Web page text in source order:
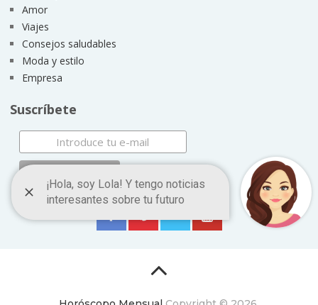
Amor
Viajes
Consejos saludables
Moda y estilo
Empresa
Suscríbete